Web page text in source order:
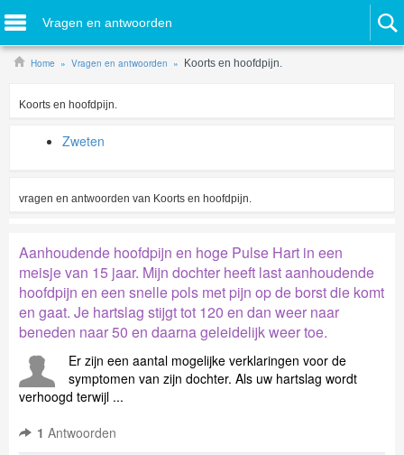
Vragen en antwoorden
Home Vragen en antwoorden Koorts en hoofdpijn.
Koorts en hoofdpijn.
Zweten
vragen en antwoorden van Koorts en hoofdpijn.
Aanhoudende hoofdpijn en hoge Pulse Hart in een
meisje van 15 jaar. Mijn dochter heeft last aanhoudende
hoofdpijn en een snelle pols met pijn op de borst die komt
en gaat. Je hartslag stijgt tot 120 en dan weer naar
beneden naar 50 en daarna geleidelijk weer toe.
Er zijn een aantal mogelijke verklaringen voor de
symptomen van zijn dochter. Als uw hartslag wordt
verhoogd terwijl ...
1 Antwoorden